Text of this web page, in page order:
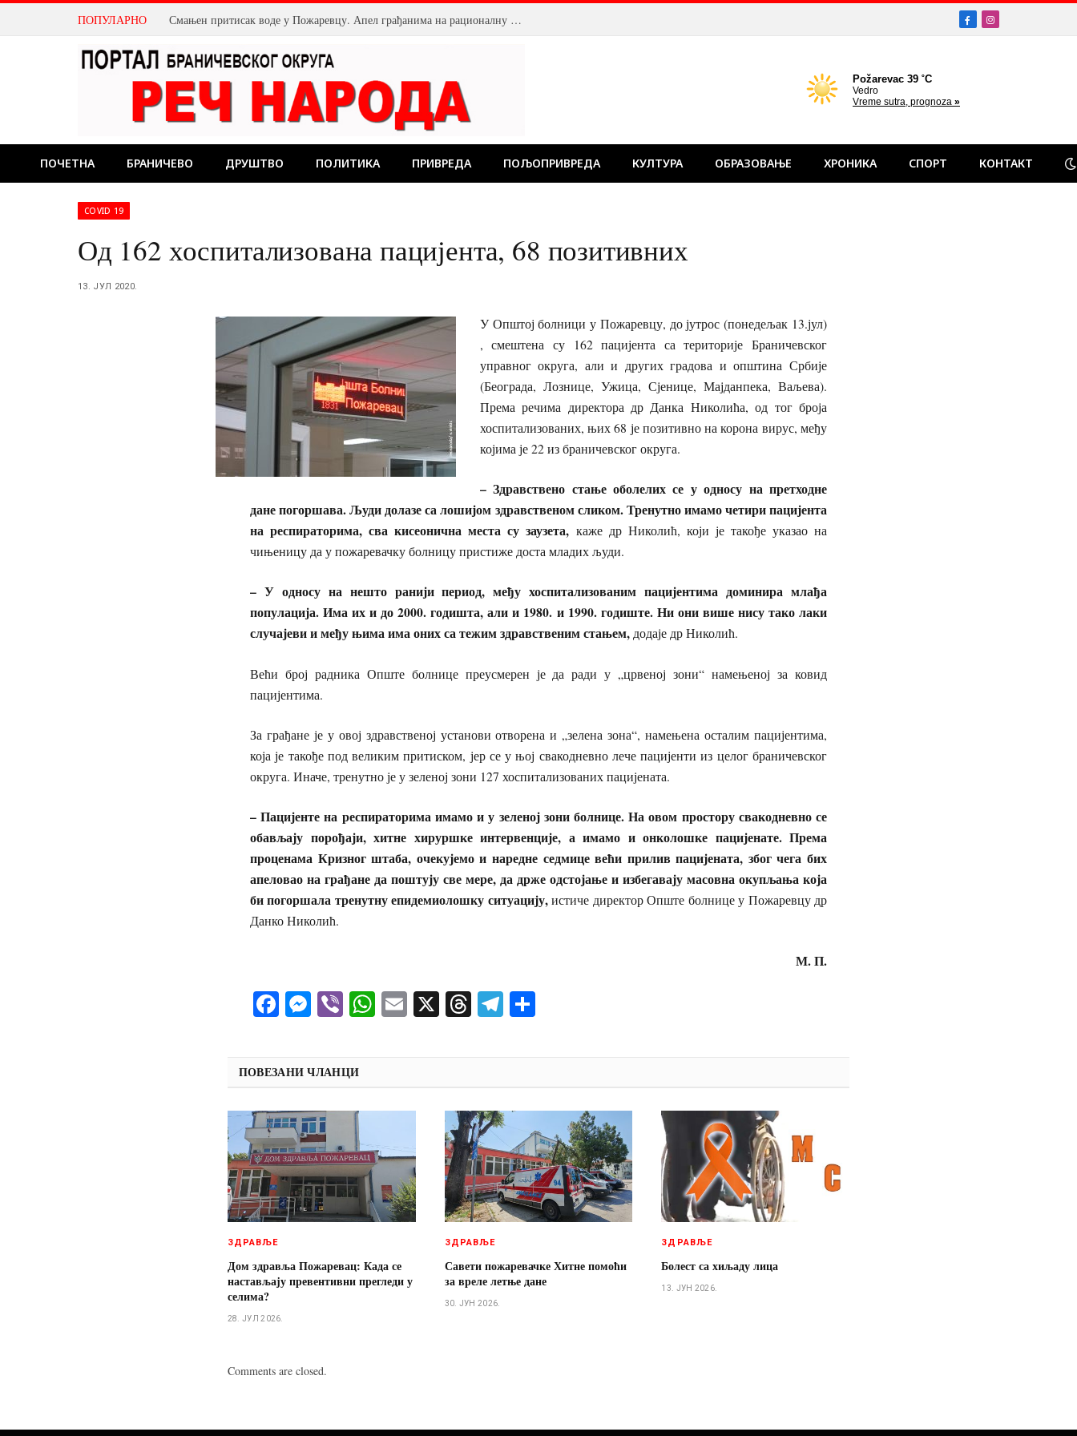
ПОПУЛАРНО Смањен притисак воде у Пожаревцу. Апел грађанима на рационалну потрошњу FacebookInstagram
ПОЧЕТНА БРАНИЧЕВО ДРУШТВО ПОЛИТИКА ПРИВРЕДА ПОЉОПРИВРЕДА КУЛТУРА ОБРАЗОВАЊЕ ХРОНИКА СПОРТ КОНТАКТ
COVID 19
Од 162 хоспитализована пацијента, 68 позитивних
13. ЈУЛ 2020.
У Општој болници у Пожаревцу, до јутрос (понедељак 13.јул)
, смештена су 162 пацијента са територије Браничевског
управног округа, али и других градова и општина Србије
(Београда, Лознице, Ужица, Сјенице, Мајданпека, Ваљева).
Према речима директора др Данка Николића, од тог броја
хоспитализованих, њих 68 је позитивно на корона вирус, међу
којима је 22 из браничевског округа.
– Здравствено стање оболелих се у односу на претходне
дане погоршава. Људи долазе са лошијом здравственом сликом. Тренутно имамо четири пацијента
на респираторима, сва кисеонична места су заузета, каже др Николић, који је такође указао на
чињеницу да у пожаревачку болницу пристиже доста младих људи.
– У односу на нешто ранији период, међу хоспитализованим пацијентима доминира млађа
популација. Има их и до 2000. годишта, али и 1980. и 1990. годиште. Ни они више нису тако лаки
случајеви и међу њима има оних са тежим здравственим стањем,додаје др Николић.
Већи број радника Опште болнице преусмерен је да ради у „црвеној зони“ намењеној за ковид
пацијентима.
За грађане је у овој здравственој установи отворена и „зелена зона“, намењена осталим пацијентима,
која је такође под великим притиском, јер се у њој свакодневно лече пацијенти из целог браничевског
округа. Иначе, тренутно је у зеленој зони 127 хоспитализованих пацијената.
– Пацијенте на респираторима имамо и у зеленој зони болнице. На овом простору свакодневно се
обављају порођаји, хитне хируршке интервенције, а имамо и онколошке пацијенате. Према
проценама Кризног штаба, очекујемо и наредне седмице већи прилив пацијената, због чега бих
апеловао на грађане да поштују све мере, да држе одстојање и избегавају масовна окупљања која
би погоршала тренутну епидемиолошку ситуацију,истиче директор Опште болнице у Пожаревцу др
Данко Николић.
М. П.
Facebook
Messenger
ViberWhatsApp
Email
X ThreadsTelegram
ПОВЕЗАНИ ЧЛАНЦИ
ЗДРАВЉЕ
Дом здравља Пожаревац: Када се
настављају превентивни прегледи у
селима?
28. ЈУЛ 2026.
ЗДРАВЉЕ
Савети пожаревачке Хитне помоћи
за вреле летње дане
30. ЈУН 2026.
ЗДРАВЉЕ
Болест са хиљаду лица
13. ЈУН 2026.
Comments are closed.